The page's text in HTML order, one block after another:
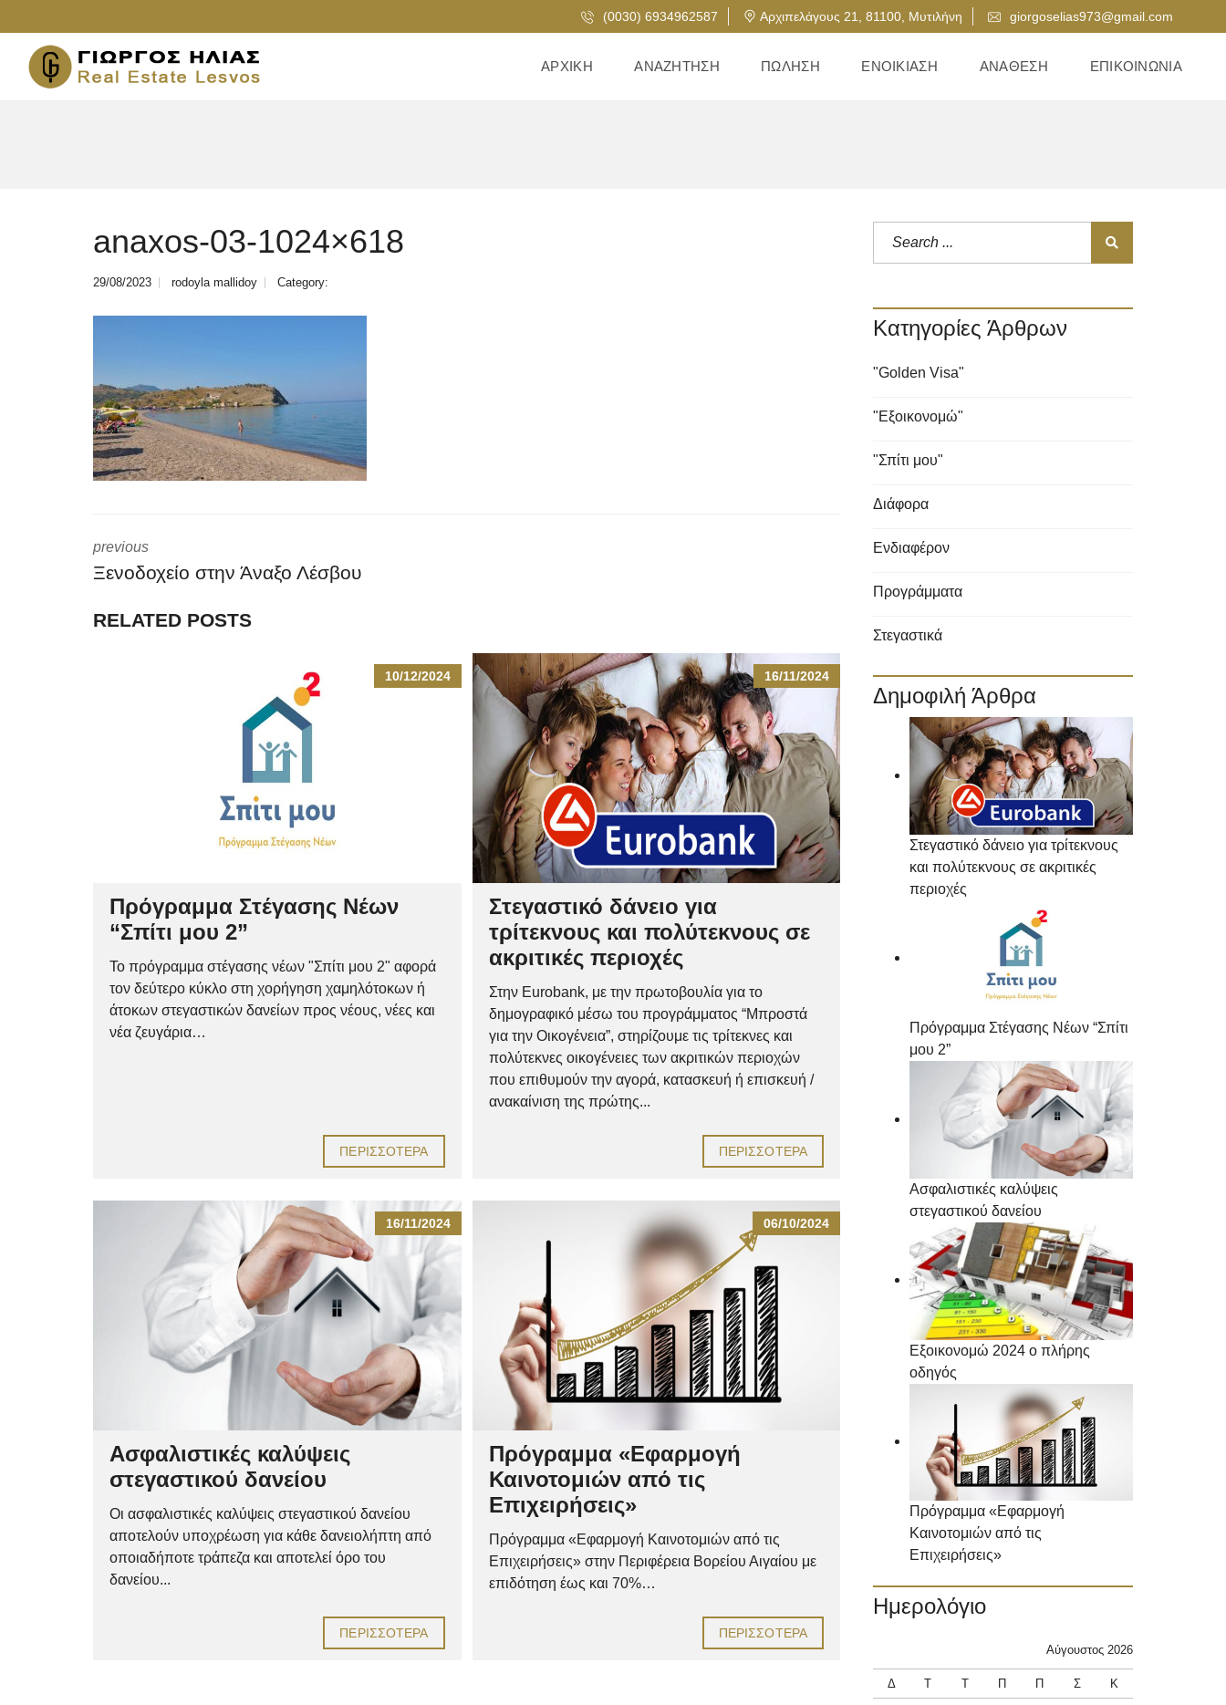
(0030) 6934962587 Αρχιπελάγους 21, 81100, Μυτιλήνη giorgoselias973@gmail.com
ΑΡΧΙΚΉ ΑΝΑΖΉΤΗΣΗ ΠΏΛΗΣΗ ΕΝΟΙΚΊΑΣΗ ΑΝΆΘΕΣΗ ΕΠΙΚΟΙΝΩΝΊΑ
anaxos-03-1024×618
29/08/2023 rodoyla mallidoy Category:
previous
Ξενοδοχείο στην Άναξο Λέσβου
RELATED POSTS
10/12/2024
Πρόγραμμα Στέγασης Νέων
“Σπίτι μου 2”
Το πρόγραμμα στέγασης νέων "Σπίτι μου 2" αφορά
τον δεύτερο κύκλο στη χορήγηση χαμηλότοκων ή
άτοκων στεγαστικών δανείων προς νέους, νέες και
νέα ζευγάρια…
ΠΕΡΙΣΣΌΤΕΡΑ
16/11/2024
Στεγαστικό δάνειο για
τρίτεκνους και πολύτεκνους σε
ακριτικές περιοχές
Στην Eurobank, με την πρωτοβουλία για το
δημογραφικό μέσω του προγράμματος “Μπροστά
για την Οικογένεια”, στηρίζουμε τις τρίτεκνες και
πολύτεκνες οικογένειες των ακριτικών περιοχών
που επιθυμούν την αγορά, κατασκευή ή επισκευή /
ανακαίνιση της πρώτης...
ΠΕΡΙΣΣΌΤΕΡΑ
16/11/2024
Ασφαλιστικές καλύψεις
στεγαστικού δανείου
Οι ασφαλιστικές καλύψεις στεγαστικού δανείου
αποτελούν υποχρέωση για κάθε δανειολήπτη από
οποιαδήποτε τράπεζα και αποτελεί όρο του
δανείου...
ΠΕΡΙΣΣΌΤΕΡΑ
06/10/2024
Πρόγραμμα «Εφαρμογή
Καινοτομιών από τις
Επιχειρήσεις»
Πρόγραμμα «Εφαρμογή Καινοτομιών από τις
Επιχειρήσεις» στην Περιφέρεια Βορείου Αιγαίου με
επιδότηση έως και 70%…
ΠΕΡΙΣΣΌΤΕΡΑ
Κατηγορίες Άρθρων
"Golden Visa"
"Εξοικονομώ"
"Σπίτι μου"
Διάφορα
Ενδιαφέρον
Προγράμματα
Στεγαστικά
Δημοφιλή Άρθρα
Στεγαστικό δάνειο για τρίτεκνους
και πολύτεκνους σε ακριτικές
περιοχές
Πρόγραμμα Στέγασης Νέων “Σπίτι
μου 2”
Ασφαλιστικές καλύψεις
στεγαστικού δανείου
Εξοικονομώ 2024 ο πλήρης
οδηγός
Πρόγραμμα «Εφαρμογή
Καινοτομιών από τις
Επιχειρήσεις»
Ημερολόγιο
Αύγουστος 2026
Δ Τ Τ Π Π Σ Κ